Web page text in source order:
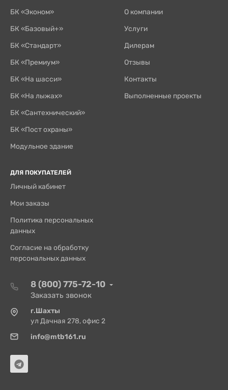
БК «Эконом»
БК «Базовый+»
БК «Стандарт»
БК «Премиум»
БК «На шасси»
БК «На лыжах»
БК «Сантехнический»
БК «Пост охраны»
Модульное здание
О компании
Услуги
Дилерам
Отзывы
Контакты
Выполненные проекты
ДЛЯ ПОКУПАТЕЛЕЙ
Личный кабинет
Мои заказы
Политика персональных
данных
Согласие на обработку
персональных данных
8 (800) 775-72-10
Заказать звонок
г.Шахты
ул Дачная 278, офис 2
info@mtb161.ru